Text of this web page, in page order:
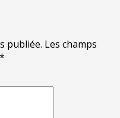
publiée. Les champs
*